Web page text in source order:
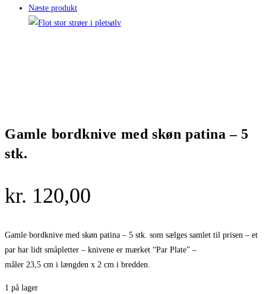
Næste produkt
Gamle bordknive med skøn patina – 5
stk.
kr. 120,00
Gamle bordknive med skøn patina – 5 stk. som sælges samlet til prisen – et
par har lidt småpletter – knivene er mærket “Par Plate” –
måler 23,5 cm i længden x 2 cm i bredden.
1 på lager